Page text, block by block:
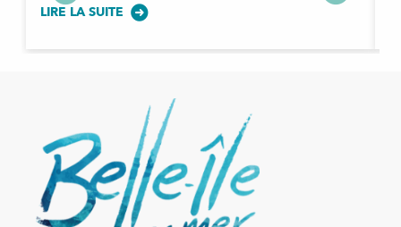
LIRE LA SUITE